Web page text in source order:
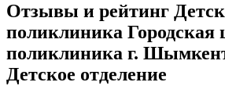
Отзывы и рейтинг
поликлиника Городская
поликлиника г.
Детское отделение